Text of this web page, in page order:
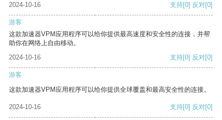
2024-10-16
支持[0] 反对[0]
游客
这款加速器VPM应用程序可以给你提供最高速度和安全性的连接，并帮
助你在网络上自由移动。
2024-10-16
支持[0] 反对[0]
游客
这款加速器VPM应用程序可以给你提供全球覆盖和最高安全性的连接。
2024-10-16 支持[0] 反对[0]